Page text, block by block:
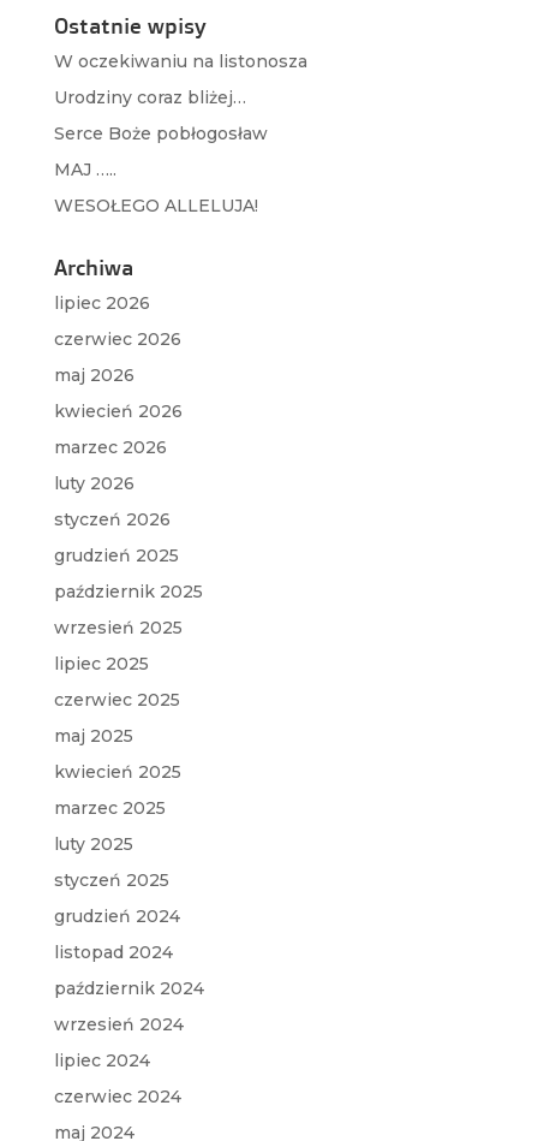
Ostatnie wpisy
W oczekiwaniu na listonosza
Urodziny coraz bliżej…
Serce Boże pobłogosław
MAJ …..
WESOŁEGO ALLELUJA!
Archiwa
lipiec 2026
czerwiec 2026
maj 2026
kwiecień 2026
marzec 2026
luty 2026
styczeń 2026
grudzień 2025
październik 2025
wrzesień 2025
lipiec 2025
czerwiec 2025
maj 2025
kwiecień 2025
marzec 2025
luty 2025
styczeń 2025
grudzień 2024
listopad 2024
październik 2024
wrzesień 2024
lipiec 2024
czerwiec 2024
maj 2024